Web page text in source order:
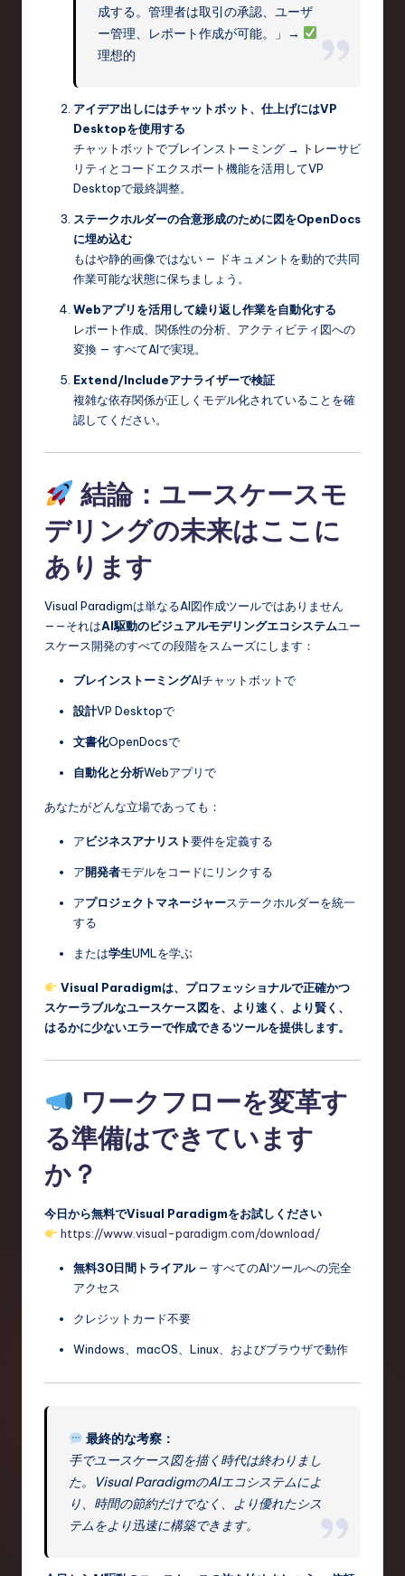
成する。管理者は取引の承認、ユーザ
ー管理、レポート作成が可能。」→
理想的
アイデア出しにはチャットボット、仕上げにはVP
Desktopを使用する
チャットボットでブレインストーミング → トレーサビ
リティとコードエクスポート機能を活用してVP
Desktopで最終調整。
ステークホルダーの合意形成のために図をOpenDocs
に埋め込む
もはや静的画像ではない — ドキュメントを動的で共同
作業可能な状態に保ちましょう。
Webアプリを活用して繰り返し作業を自動化する
レポート作成、関係性の分析、アクティビティ図への
変換 — すべてAIで実現。
Extend/Includeアナライザーで検証
複雑な依存関係が正しくモデル化されていることを確
認してください。
結論：ユースケースモ
デリングの未来はここに
あります
Visual Paradigmは単なるAI図作成ツールではありません
——それはAI駆動のビジュアルモデリングエコシステムユー
スケース開発のすべての段階をスムーズにします：
ブレインストーミングAIチャットボットで
設計VP Desktopで
文書化OpenDocsで
自動化と分析Webアプリで
あなたがどんな立場であっても：
アビジネスアナリスト要件を定義する
ア開発者モデルをコードにリンクする
アプロジェクトマネージャーステークホルダーを統一
する
または学生UMLを学ぶ
Visual Paradigmは、プロフェッショナルで正確かつ
スケーラブルなユースケース図を、より速く、より賢く、
はるかに少ないエラーで作成できるツールを提供します。
ワークフローを変革す
る準備はできています
か？
今日から無料でVisual Paradigmをお試しください
https://www.visual-paradigm.com/download/
無料30日間トライアル— すべてのAIツールへの完全
アクセス
クレジットカード不要
Windows、macOS、Linux、およびブラウザで動作
最終的な考察：
手でユースケース図を描く時代は終わりまし
た。Visual ParadigmのAIエコシステムによ
り、時間の節約だけでなく、より優れたシス
テムをより迅速に構築できます。